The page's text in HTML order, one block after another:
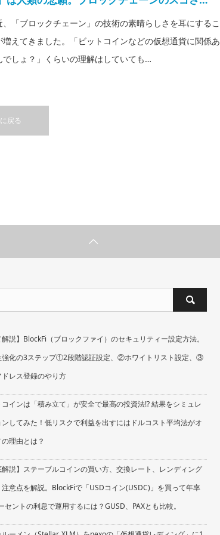
、「ブロックチェーン」の技術の素晴らしさを耳にするこ
増えてきました。「ビットコインなどの仮想通貨に関係あ
でしょ？」くらいの理解はしていても…
戻る
解説】BlockFi（ブロックファイ）のセキュリティー設定方法。
強化の3ステップ①2段階認証設定、②ホワイトリスト設定、③
レス登録のやり方
コインは「積み立て」が安全で最高の投資法!? 結果をシミュレ
ンしてみた！低リスクで利益を出すにはドルコスト平均法がオ
理由とは？
解説】ステーブルコインの買い方、交換レート、レンディング
意点を解説。BlockFiで「USDコイン(USDC)」を買って年率
セントの利息で運用するには？GUSD、PAXとも比較。